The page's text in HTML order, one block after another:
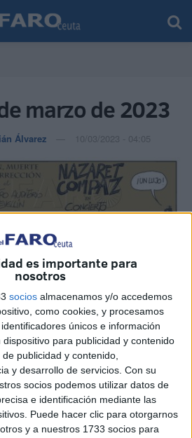
es importante para
nosotros
socios almacenamos y/o accedemos
como cookies, y procesamos
únicos e información
para publicidad y contenido
publicidad y contenido,
y desarrollo de servicios. Con su
socios podemos utilizar datos de
e identificación mediante las
Puede hacer clic para otorgarnos
y a nuestros 1733 socios para
marzo de 2023
Álvarez 10/03/2023 - 04:05
Civil localiza un cadáver en
por vidrios en tarros